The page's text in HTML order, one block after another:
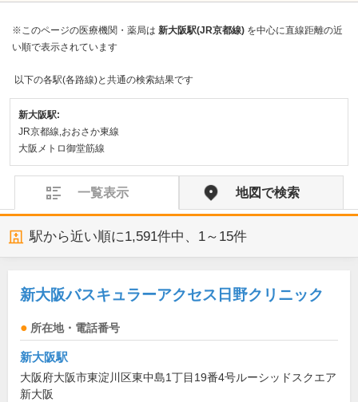
※このページの医療機関・薬局は 新大阪駅(JR京都線) を中心に直線距離の近
い順で表示されています
以下の各駅(各路線)と共通の検索結果です
新大阪駅:
JR京都線,おおさか東線
大阪メトロ御堂筋線
一覧表示 地図で検索
駅から近い順に1,591件中、 1～15件
新大阪バスキュラーアクセス日野クリニック
所在地・電話番号
新大阪駅
大阪府大阪市東淀川区東中島1丁目19番4号ルーシッドスクエア
新大阪